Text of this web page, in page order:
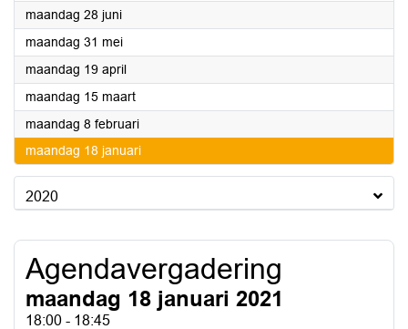
maandag 28 juni2021
maandag 31 mei2021
maandag 19 april2021
maandag 15 maart2021
maandag 8 februari2021
maandag 18 januari2021
2020
Agendavergadering
maandag 18 januari 2021
18:00 - 18:45